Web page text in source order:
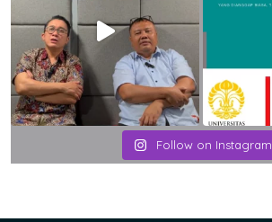
Follow on Instagram